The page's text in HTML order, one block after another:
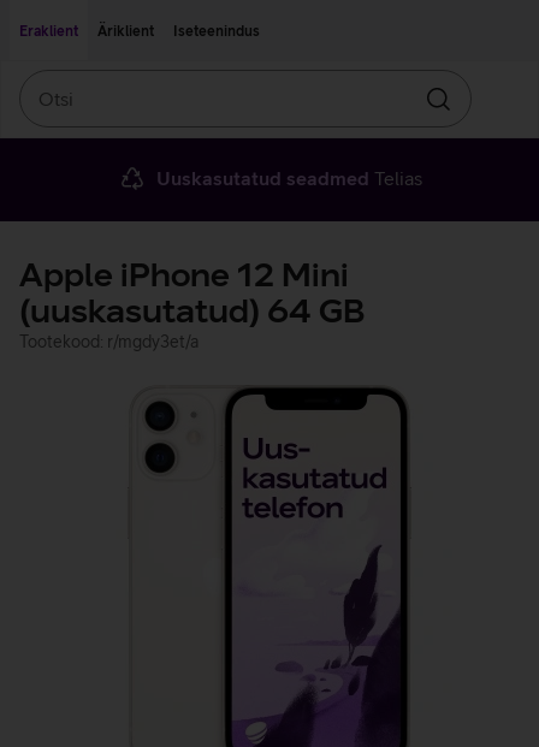
Eraklient
Äriklient Iseteenindus
Otsin
Uuskasutatud seadmed Telias
Apple iPhone 12 Mini
(uuskasutatud) 64 GB
Tootekood: r/mgdy3et/a